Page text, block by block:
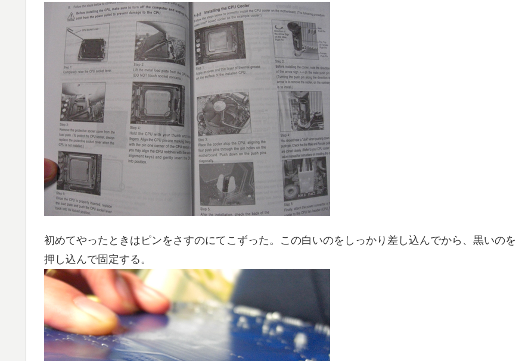
初めてやったときはピンをさすのにてこずった。この白いのをしっかり差し込んでから、黒いのを
押し込んで固定する。